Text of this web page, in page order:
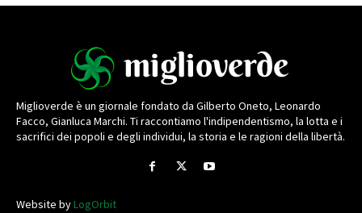
Miglioverde è un giornale fondato da Gilberto Oneto, Leonardo
Facco, Gianluca Marchi. Ti raccontiamo l'indipendentismo, la lotta e i
sacrifici dei popoli e degli individui, la storia e le ragioni della libertà.
Website byLogOrbit